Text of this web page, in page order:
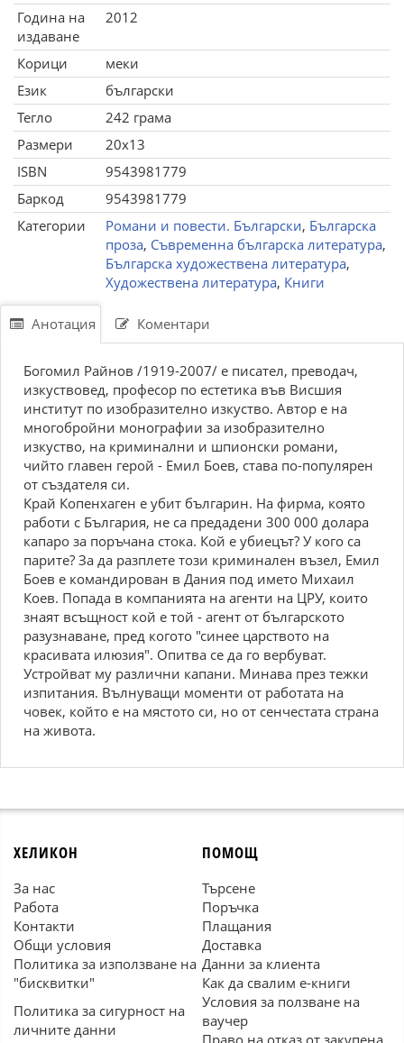
Година на
издаване
2012
Корици
меки
Език
български
Тегло
242 грама
Размери
20x13
ISBN
9543981779
Баркод
9543981779
Категории
Романи и повести. Български, Българска
проза, Съвременна българска литература,
Българска художествена литература,
Художествена литература, Книги
Анотация Коментари
Богомил Райнов /1919-2007/ е писател, преводач,
изкуствовед, професор по естетика във Висшия
институт по изобразително изкуство. Автор е на
многобройни монографии за изобразително
изкуство, на криминални и шпионски романи,
чийто главен герой - Емил Боев, става по-популярен
от създателя си.
Край Копенхаген е убит българин. На фирма, която
работи с България, не са предадени 300 000 долара
капаро за поръчана стока. Кой е убиецът? У кого са
парите? За да разплете този криминален възел, Емил
Боев е командирован в Дания под името Михаил
Коев. Попада в компанията на агенти на ЦРУ, които
знаят всъщност кой е той - агент от българското
разузнаване, пред когото "синее царството на
красивата илюзия". Опитва се да го вербуват.
Устройват му различни капани. Минава през тежки
изпитания. Вълнуващи моменти от работата на
човек, който е на мястото си, но от сенчестата страна
на живота.
ХЕЛИКОН
За нас
Работа
Контакти
Общи условия
Политика за използване на
"бисквитки"
Политика за сигурност на
личните данни
ПОМОЩ
Търсене
Поръчка
Плащания
Доставка
Данни за клиента
Как да свалим е-книги
Условия за ползване на
ваучер
Право на отказ от закупена